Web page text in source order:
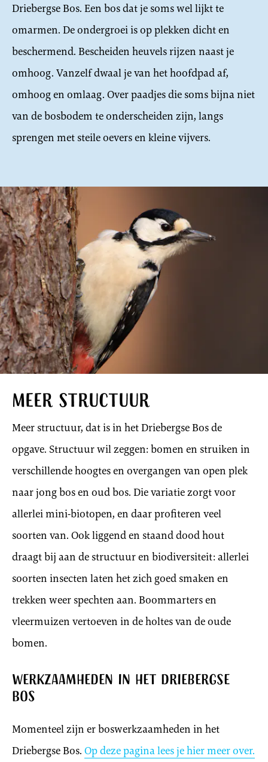
Driebergse Bos. Een bos dat je soms wel lijkt te
omarmen. De ondergroei is op plekken dicht en
beschermend. Bescheiden heuvels rijzen naast je
omhoog. Vanzelf dwaal je van het hoofdpad af,
omhoog en omlaag. Over paadjes die soms bijna niet
van de bosbodem te onderscheiden zijn, langs
sprengen met steile oevers en kleine vijvers.
Meer structuur
Meer structuur, dat is in het Driebergse Bos de
opgave. Structuur wil zeggen: bomen en struiken in
verschillende hoogtes en overgangen van open plek
naar jong bos en oud bos. Die variatie zorgt voor
allerlei mini-biotopen, en daar profiteren veel
soorten van. Ook liggend en staand dood hout
draagt bij aan de structuur en biodiversiteit: allerlei
soorten insecten laten het zich goed smaken en
trekken weer spechten aan. Boommarters en
vleermuizen vertoeven in de holtes van de oude
bomen.
Werkzaamheden in het Driebergse
Bos
Momenteel zijn er boswerkzaamheden in het
Driebergse Bos. Op deze pagina lees je hier meer over.